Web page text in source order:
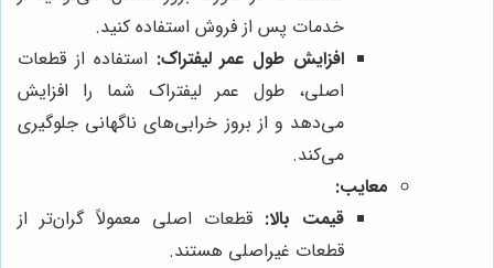
خدمات پس از فروش استفاده کنید.
افزایش طول عمر لیفتراک: استفاده از قطعات
اصلی، طول عمر لیفتراک شما را افزایش
می‌دهد و از بروز خرابی‌های ناگهانی جلوگیری
می‌کند.
معایب:
قیمت بالا: قطعات اصلی معمولاً گران‌تر از
قطعات غیراصلی هستند.